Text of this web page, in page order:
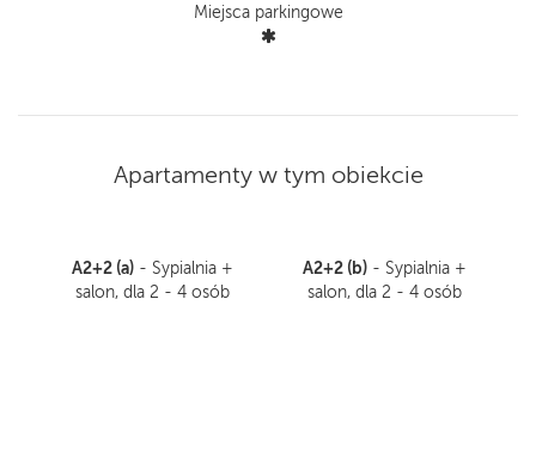
Miejsca parkingowe
Apartamenty w tym obiekcie
A2+2 (a)- Sypialnia +
salon, dla 2 - 4 osób
A2+2 (b)- Sypialnia +
salon, dla 2 - 4 osób